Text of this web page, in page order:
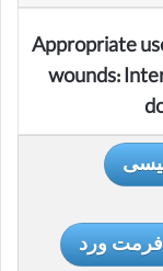
Appropriate
wounds:
فرمت ورد